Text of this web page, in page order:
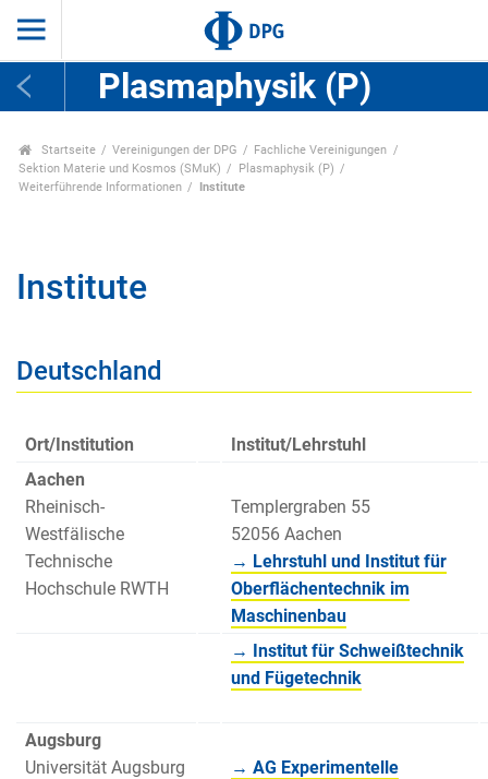
Plasmaphysik (P)
Startseite Vereinigungen der DPG
Fachliche Vereinigungen
Sektion Materie und Kosmos (SMuK)
Plasmaphysik (P)
Weiterführende Informationen
Institute
Institute
Deutschland
Ort/Institution
Institut/Lehrstuhl
Aachen
Rheinisch-
Westfälische
Technische
Hochschule RWTH
Templergraben 55
52056 Aachen
→ Lehrstuhl und Institut für
Oberflächentechnik im
Maschinenbau
→ Institut für Schweißtechnik
und Fügetechnik
Augsburg
Universität Augsburg
→ AG Experimentelle